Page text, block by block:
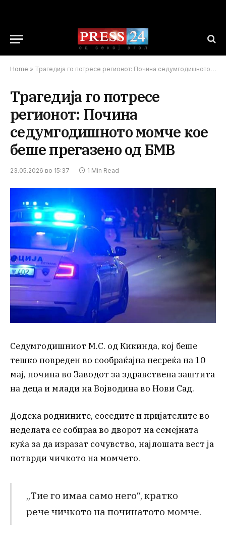
Home » Трагедија го потресе регионот: Почина седумгодишното момче кое беше прегазено од БМВ
Трагедија го потресе
регионот: Почина
седумгодишното момче кое
беше прегазено од БМВ
23.05.2026 во 15:37 1 Min Read
Седумгодишниот М.С. од Кикинда, кој беше
тешко повреден во сообраќајна несреќа на 10
мај, почина во Заводот за здравствена заштита
на деца и млади на Војводина во Нови Сад.
Додека роднините, соседите и пријателите во
неделата се собираа во дворот на семејната
куќа за да изразат сочувство, најлошата вест ја
потврди чичкото на момчето.
„Тие го имаа само него“, кратко
рече чичкото на починатото момче.